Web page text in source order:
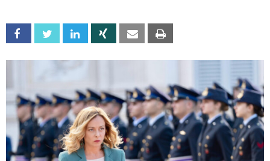
Facebook Twitter Linkedin Xing Email